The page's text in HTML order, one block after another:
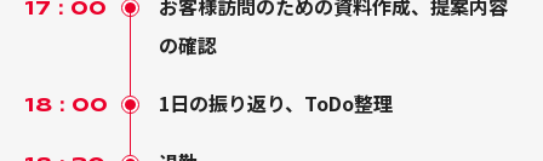
17：00
お客様訪問のための資料作成、提案内容
の確認
18：00 1日の振り返り、ToDo整理